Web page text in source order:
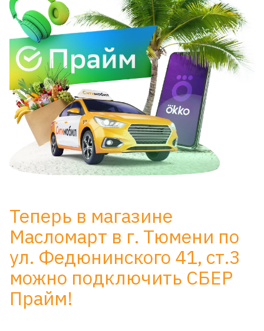
Теперь в магазине
Масломарт в г. Тюмени по
ул. Федюнинского 41, ст.3
можно подключить СБЕР
Прайм!